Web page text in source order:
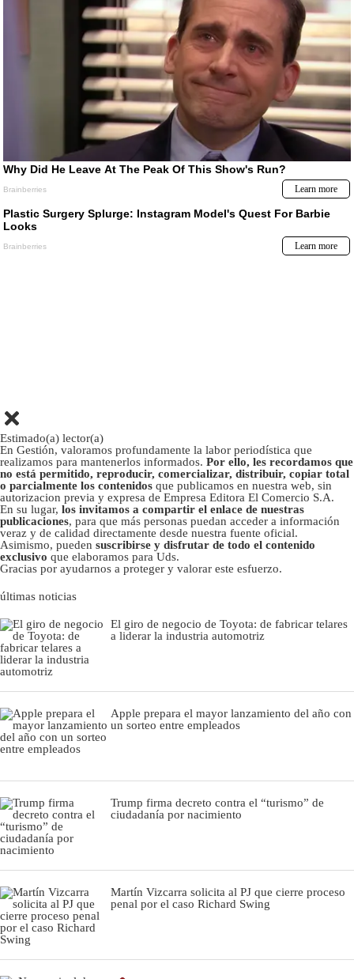
Estimado(a) lector(a)
En Gestión, valoramos profundamente la labor periodística que
realizamos para mantenerlos informados. Por ello, les recordamos que
no está permitido, reproducir, comercializar, distribuir, copiar total
o parcialmente los contenidos que publicamos en nuestra web, sin
autorizacion previa y expresa de Empresa Editora El Comercio S.A.
En su lugar, los invitamos a compartir el enlace de nuestras
publicaciones, para que más personas puedan acceder a información
veraz y de calidad directamente desde nuestra fuente oficial.
Asimismo, pueden suscribirse y disfrutar de todo el contenido
exclusivo que elaboramos para Uds.
Gracias por ayudarnos a proteger y valorar este esfuerzo.
últimas noticias
El giro de negocio de Toyota: de fabricar telares
a liderar la industria automotriz
Apple prepara el mayor lanzamiento del año con
un sorteo entre empleados
Trump firma decreto contra el “turismo” de
ciudadanía por nacimiento
Martín Vizcarra solicita al PJ que cierre proceso
penal por el caso Richard Swing